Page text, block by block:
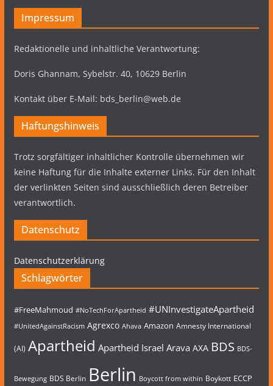
Impressum
Redaktionelle und inhaltliche Verantwortung:
Doris Ghannam, Sybelstr. 40, 10629 Berlin
Kontakt über E-Mail: bds_berlin@web.de
Haftungshinweis
Trotz sorgfältiger inhaltlicher Kontrolle übernehmen wir
keine Haftung für die Inhalte externer Links. Für den Inhalt
der verlinkten Seiten sind ausschließlich deren Betreiber
verantwortlich.
Datenschutz
Datenschutzerklärung
Schlagwörter
#FreeMahmoud #NoTechForApartheid #UNInvestigateApartheid
#UnitedAgainstRacism Agrexco Ahava Amazon Amnesty International
(AI) Apartheid Apartheid Israel Arava AXA BDS BDS-
Bewegung BDS Berlin Berlin Boycott from within Boykott ECCP